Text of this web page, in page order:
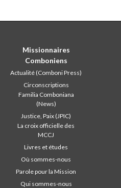
Missionnaires
Comboniens
Actualité (Comboni Press)
Circonscriptions
Familia Comboniana
(News)
Justice, Paix (JPIC)
La croix officielle des
MCCJ
Livres et études
Où sommes-nous
Parole pour la Mission
Qui sommes-nous